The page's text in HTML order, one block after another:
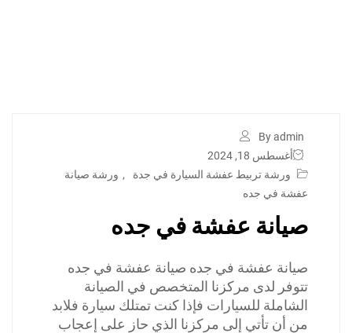
By admin
أغسطس 18, 2024
ورشة تربيط عفشة السيارة في جدة
, ورشة صيانة
عفشة في جده
صيانة عفشة في جده
صيانة عفشة في جده صيانة عفشة في جده
تتوفر لدى مركزنا المتخصص في الصيانة
الشاملة للسيارات فإذا كنت تمتلك سيارة فلابد
من أن تأتي إلى مركزنا الذي حاز على إعجاب